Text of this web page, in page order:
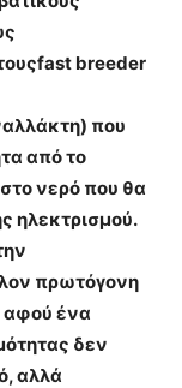
breeder
που
από το
νερό που θα
ηλεκτρισμού.
πρωτόγονη
αφού ένα
δεν
αλλά